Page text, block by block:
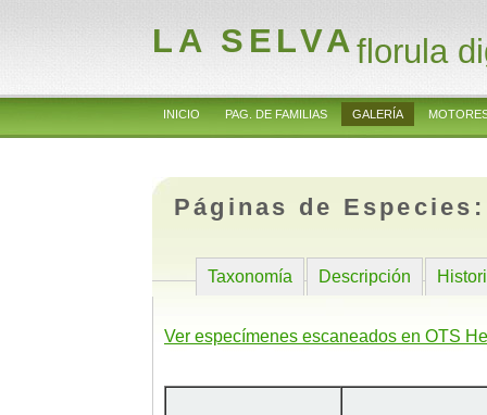
LA SELVAflorula
INICIO PAG. DE FAMILIAS GALERÍA
Páginas de
Taxonomía Descripción
Ver especímenes escaneados en OTS